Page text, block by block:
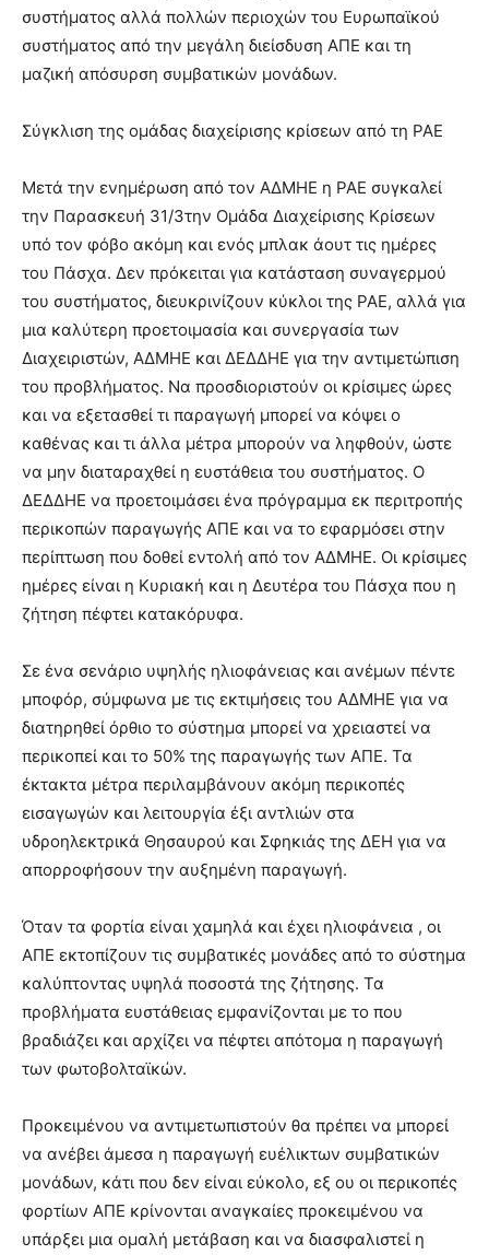
συστήματος αλλά πολλών περιοχών του Ευρωπαϊκού
συστήματος από την μεγάλη διείσδυση ΑΠΕ και τη
μαζική απόσυρση συμβατικών μονάδων.
Σύγκλιση της ομάδας διαχείρισης κρίσεων από τη ΡΑΕ
Μετά την ενημέρωση από τον ΑΔΜΗΕ η ΡΑΕ συγκαλεί
την Παρασκευή 31/3την Ομάδα Διαχείρισης Κρίσεων
υπό τον φόβο ακόμη και ενός μπλακ άουτ τις ημέρες
του Πάσχα. Δεν πρόκειται για κατάσταση συναγερμού
του συστήματος, διευκρινίζουν κύκλοι της ΡΑΕ, αλλά για
μια καλύτερη προετοιμασία και συνεργασία των
Διαχειριστών, ΑΔΜΗΕ και ΔΕΔΔΗΕ για την αντιμετώπιση
του προβλήματος. Να προσδιοριστούν οι κρίσιμες ώρες
και να εξετασθεί τι παραγωγή μπορεί να κόψει ο
καθένας και τι άλλα μέτρα μπορούν να ληφθούν, ώστε
να μην διαταραχθεί η ευστάθεια του συστήματος. Ο
ΔΕΔΔΗΕ να προετοιμάσει ένα πρόγραμμα εκ περιτροπής
περικοπών παραγωγής ΑΠΕ και να το εφαρμόσει στην
περίπτωση που δοθεί εντολή από τον ΑΔΜΗΕ. Οι κρίσιμες
ημέρες είναι η Κυριακή και η Δευτέρα του Πάσχα που η
ζήτηση πέφτει κατακόρυφα.
Σε ένα σενάριο υψηλής ηλιοφάνειας και ανέμων πέντε
μποφόρ, σύμφωνα με τις εκτιμήσεις του ΑΔΜΗΕ για να
διατηρηθεί όρθιο το σύστημα μπορεί να χρειαστεί να
περικοπεί και το 50% της παραγωγής των ΑΠΕ. Τα
έκτακτα μέτρα περιλαμβάνουν ακόμη περικοπές
εισαγωγών και λειτουργία έξι αντλιών στα
υδροηλεκτρικά Θησαυρού και Σφηκιάς της ΔΕΗ για να
απορροφήσουν την αυξημένη παραγωγή.
Όταν τα φορτία είναι χαμηλά και έχει ηλιοφάνεια , οι
ΑΠΕ εκτοπίζουν τις συμβατικές μονάδες από το σύστημα
καλύπτοντας υψηλά ποσοστά της ζήτησης. Τα
προβλήματα ευστάθειας εμφανίζονται με το που
βραδιάζει και αρχίζει να πέφτει απότομα η παραγωγή
των φωτοβολταϊκών.
Προκειμένου να αντιμετωπιστούν θα πρέπει να μπορεί
να ανέβει άμεσα η παραγωγή ευέλικτων συμβατικών
μονάδων, κάτι που δεν είναι εύκολο, εξ ου οι περικοπές
φορτίων ΑΠΕ κρίνονται αναγκαίες προκειμένου να
υπάρξει μια ομαλή μετάβαση και να διασφαλιστεί η